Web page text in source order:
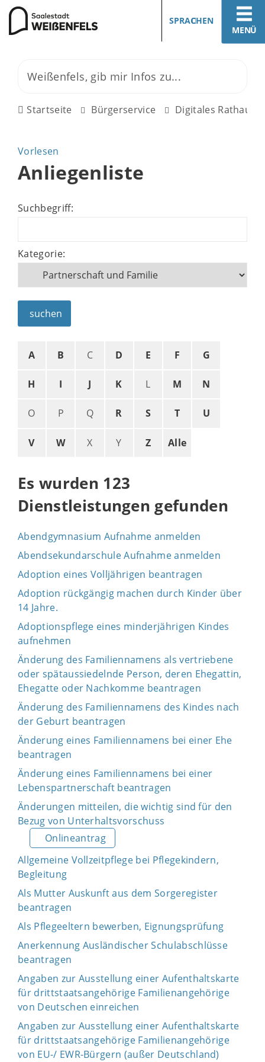
MENÜ
SPRACHEN
Startseite Bürgerservice Digitales Rathaus
Vorlesen
Anliegenliste
Suchbegriff:
Kategorie:
suchen
A B C D E F G
H I J K L M N
O P Q R S T U
V W X Y Z Alle
Es wurden 123
Dienstleistungen gefunden
Abendgymnasium Aufnahme anmelden
Abendsekundarschule Aufnahme anmelden
Adoption eines Volljährigen beantragen
Adoption rückgängig machen durch Kinder über
14 Jahre.
Adoptionspflege eines minderjährigen Kindes
aufnehmen
Änderung des Familiennamens als vertriebene
oder spätaussiedelnde Person, deren Ehegattin,
Ehegatte oder Nachkomme beantragen
Änderung des Familiennamens des Kindes nach
der Geburt beantragen
Änderung eines Familiennamens bei einer Ehe
beantragen
Änderung eines Familiennamens bei einer
Lebenspartnerschaft beantragen
Änderungen mitteilen, die wichtig sind für den
Bezug von Unterhaltsvorschuss
Onlineantrag
Allgemeine Vollzeitpflege bei Pflegekindern,
Begleitung
Als Mutter Auskunft aus dem Sorgeregister
beantragen
Als Pflegeeltern bewerben, Eignungsprüfung
Anerkennung Ausländischer Schulabschlüsse
beantragen
Angaben zur Ausstellung einer Aufenthaltskarte
für drittstaatsangehörige Familienangehörige
von Deutschen einreichen
Angaben zur Ausstellung einer Aufenthaltskarte
für drittstaatsangehörige Familienangehörige
von EU-/ EWR-Bürgern (außer Deutschland)